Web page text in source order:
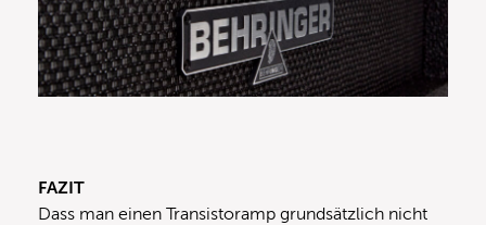
FAZIT
Dass man einen Transistoramp grundsätzlich nicht